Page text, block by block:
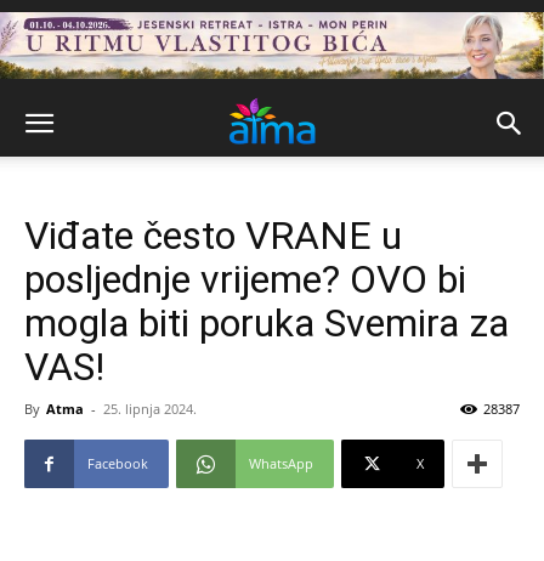
Viđate često VRANE u
posljednje vrijeme? OVO bi
mogla biti poruka Svemira za
VAS!
By Atma - 25. lipnja 2024. 28387
Facebook WhatsApp X